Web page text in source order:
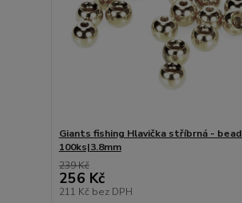
Giants fishing Hlavička stříbrná -
100ks|3.8mm
239 Kč
256 Kč
211 Kč bez DPH